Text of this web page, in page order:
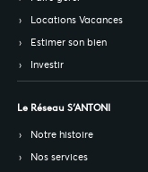
Locations Vacances
Estimer son bien
Investir
Le Réseau S’ANTONI
Notre histoire
Nos services